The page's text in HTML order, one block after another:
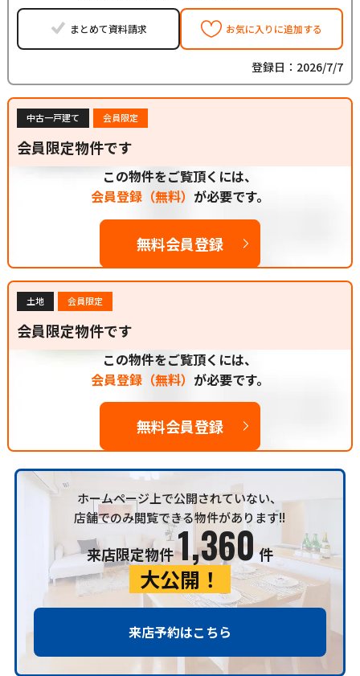
まとめて資料請求 お気に入りに追加する
登録日：2026/7/7
中古一戸建て 会員限定
会員限定物件です
この物件をご覧頂くには、
会員登録（無料） が必要です。
無料会員登録
土地 会員限定
会員限定物件です
この物件をご覧頂くには、
会員登録（無料） が必要です。
無料会員登録
ホームページ上で公開されていない、
店舗でのみ閲覧できる物件があります!!
来店限定物件1,360件
大公開！
来店予約はこちら